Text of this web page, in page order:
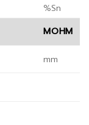
%Sn
MOHM
mm